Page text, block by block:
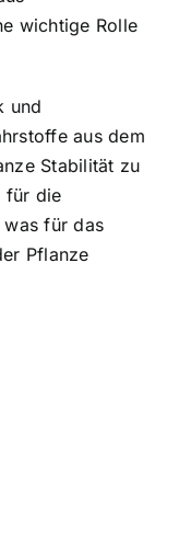
wichtige Rolle
und
aus dem
Stabilität zu
für die
was für das
Pflanze